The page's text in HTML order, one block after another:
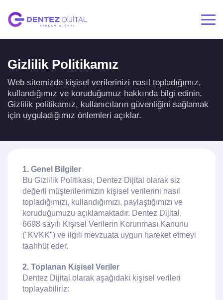
Gizlilik Politikamız
Web sitemizde kişisel verilerinizi nasıl topladığımız,
kullandığımız ve koruduğumuz hakkında bilgi edinin.
Gizlilik politikamız, kullanıcıların güvenliğini sağlamak
için uyguladığımız önlemleri açıklar.
1. Genel Bilgiler
Bu Gizlilik Politikası, Dentez Dijital olarak siz
değerli müşterilerimizin kişisel verilerini nasıl
topladığımızı, kullandığımızı, paylaştığımızı ve
koruduğumuzu açıklamaktadır. Dentez Dijital,
6698 sayılı Kişisel Verilerin Korunması Kanunu
("KVKK") ve ilgili mevzuata uygun hareket etmeyi
taahhüt eder.
2. Toplanan Kişisel Veriler
Dentez Dijital olarak aşağıdaki kişisel verileri
toplayabiliriz: